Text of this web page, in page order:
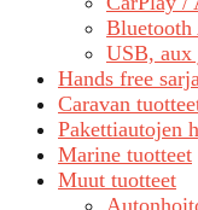
USB,
Hands free
Caravan
Pakettiautojen
Marine tuotteet
Muut tuotteet